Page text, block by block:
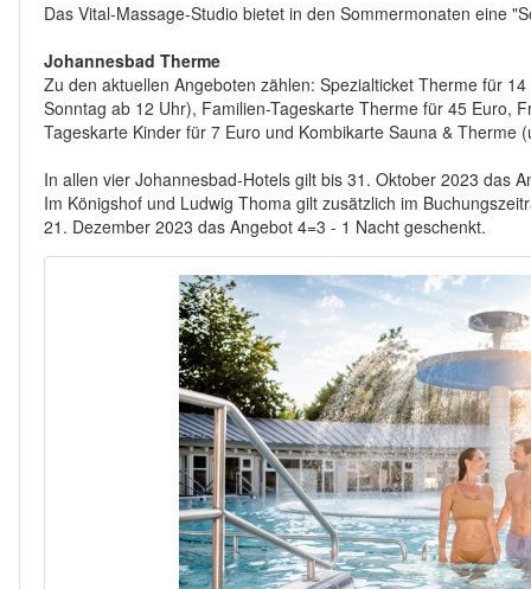
Das Vital-Massage-Studio bietet in den Sommermonaten eine
Johannesbad Therme
Zu den aktuellen Angeboten zählen: Spezialticket Therme für
Sonntag ab 12 Uhr), Familien-Tageskarte Therme für 45 Euro,
Tageskarte Kinder für 7 Euro und Kombikarte Sauna & Therme
In allen vier Johannesbad-Hotels gilt bis 31. Oktober 2023 das
Im Königshof und Ludwig Thoma gilt zusätzlich im
21. Dezember 2023 das Angebot 4=3 - 1 Nacht geschenkt.